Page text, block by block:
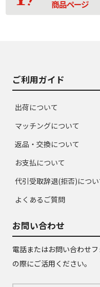
品
ご利用ガイド
出荷について
マッチングについて
返品・交換について
お支払について
代引受取辞退(拒否)につい
よくあるご質問
お問い合わせ
電話またはお問い合わせ
の際にご活用ください。